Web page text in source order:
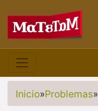
Inicio»Problemas»